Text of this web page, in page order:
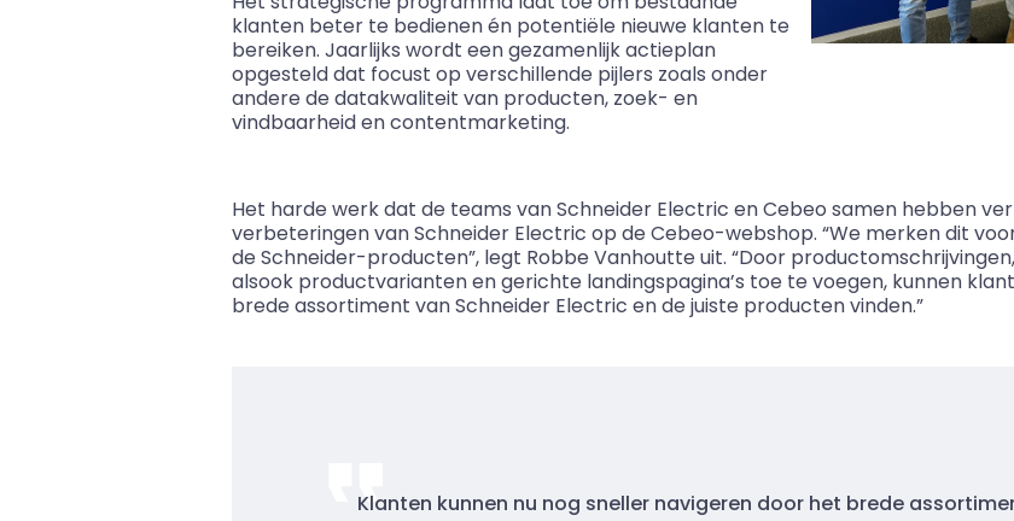
klanten beter te bedienen én potentiële nieuwe klanten te
bereiken. Jaarlijks wordt een gezamenlijk actieplan
opgesteld dat focust op verschillende pijlers zoals onder
andere de datakwaliteit van producten, zoek- en
vindbaarheid en contentmarketing.
Het harde werk dat de teams van Schneider Electric en Cebeo samen hebben
verbeteringen van Schneider Electric op de Cebeo-webshop. “We merken dit
de Schneider-producten”, legt Robbe Vanhoutte uit. “Door
alsook productvarianten en gerichte landingspagina’s toe te voegen, kunnen
brede assortiment van Schneider Electric en de juiste producten vinden.”
Klanten kunnen nu nog sneller navigeren door het brede